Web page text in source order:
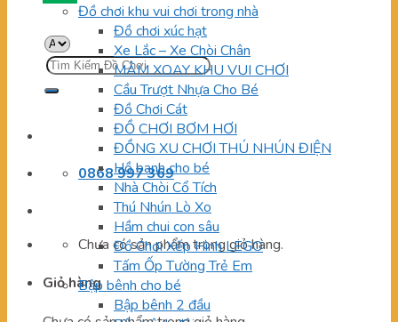
Tìm
kiếm:
0868 997 369
Chưa có sản phẩm trong giỏ hàng.
Giỏ hàng
Đồ chơi khu vui chơi trong nhà
Đồ chơi xúc hạt
Xe Lắc – Xe Chòi Chân
MÂM XOAY KHU VUI CHƠI
Cầu Trượt Nhựa Cho Bé
Đồ Chơi Cát
ĐỒ CHƠI BƠM HƠI
ĐỒNG XU CHƠI THÚ NHÚN ĐIỆN
Hồ banh cho bé
Nhà Chòi Cổ Tích
Thú Nhún Lò Xo
Hầm chui con sâu
Đồ Chơi Xếp Hình LEGO
Tấm Ốp Tường Trẻ Em
Bập bênh cho bé
Bập bênh 2 đầu